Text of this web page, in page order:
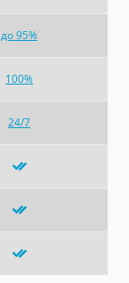
до 95%
100%
24/7